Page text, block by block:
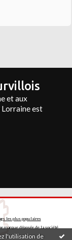
l'utilisation de
et aux
Lorraine est
les plus populaires
marque déposée de la société